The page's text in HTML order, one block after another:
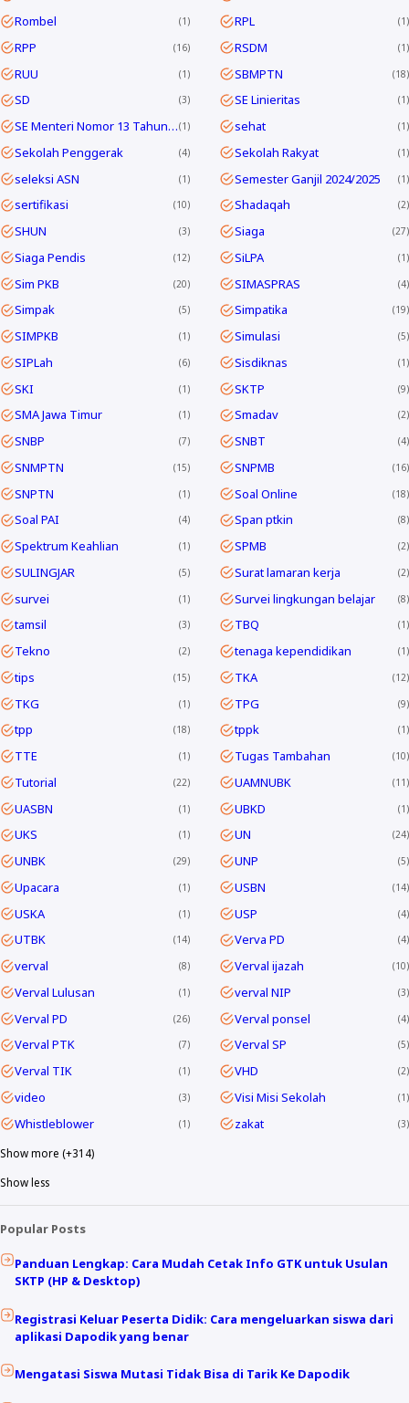
Rombel 1 RPL 1
RPP 16 RSDM 1
RUU 1 SBMPTN 18
SD 3 SE Linieritas 1
SE Menteri Nomor 13 Tahun 2025 1 sehat 1
Sekolah Penggerak 4 Sekolah Rakyat 1
seleksi ASN 1 Semester Ganjil 2024/2025 1
sertifikasi 10 Shadaqah 2
SHUN 3 Siaga 27
Siaga Pendis 12 SiLPA 1
Sim PKB 20 SIMASPRAS 4
Simpak 5 Simpatika 19
SIMPKB 1 Simulasi 5
SIPLah 6 Sisdiknas 1
SKI 1 SKTP 9
SMA Jawa Timur 1 Smadav 2
SNBP 7 SNBT 4
SNMPTN 15 SNPMB 16
SNPTN 1 Soal Online 18
Soal PAI 4 Span ptkin 8
Spektrum Keahlian 1 SPMB 2
SULINGJAR 5 Surat lamaran kerja 2
survei 1 Survei lingkungan belajar 8
tamsil 3 TBQ 1
Tekno 2 tenaga kependidikan 1
tips 15 TKA 12
TKG 1 TPG 9
tpp 18 tppk 1
TTE 1 Tugas Tambahan 10
Tutorial 22 UAMNUBK 11
UASBN 1 UBKD 1
UKS 1 UN 24
UNBK 29 UNP 5
Upacara 1 USBN 14
USKA 1 USP 4
UTBK 14 Verva PD 4
verval 8 Verval ijazah 10
Verval Lulusan 1 verval NIP 3
Verval PD 26 Verval ponsel 4
Verval PTK 7 Verval SP 5
Verval TIK 1 VHD 2
video 3 Visi Misi Sekolah 1
Whistleblower 1 zakat 3
Show more (+314)
Show less
Popular Posts
Panduan Lengkap: Cara Mudah Cetak Info GTK untuk Usulan
SKTP (HP & Desktop)
Registrasi Keluar Peserta Didik: Cara mengeluarkan siswa dari
aplikasi Dapodik yang benar
Mengatasi Siswa Mutasi Tidak Bisa di Tarik Ke Dapodik